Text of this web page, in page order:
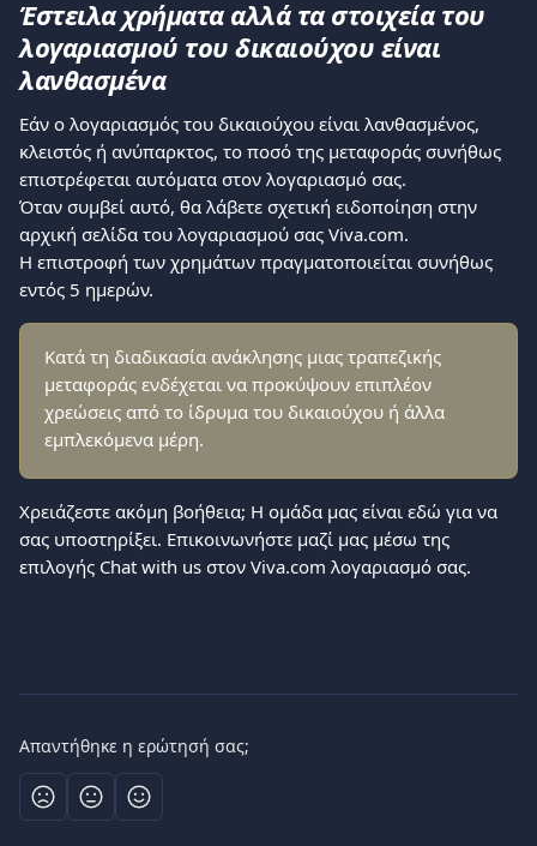
Έστειλα χρήματα αλλά τα στοιχεία του
λογαριασμού του δικαιούχου είναι
λανθασμένα
Εάν ο λογαριασμός του δικαιούχου είναι λανθασμένος,
κλειστός ή ανύπαρκτος, το ποσό της μεταφοράς συνήθως
επιστρέφεται αυτόματα στον λογαριασμό σας.
Όταν συμβεί αυτό, θα λάβετε σχετική ειδοποίηση στην
αρχική σελίδα του λογαριασμού σας Viva.com.
Η επιστροφή των χρημάτων πραγματοποιείται συνήθως
εντός 5 ημερών.
Κατά τη διαδικασία ανάκλησης μιας τραπεζικής
μεταφοράς ενδέχεται να προκύψουν επιπλέον
χρεώσεις από το ίδρυμα του δικαιούχου ή άλλα
εμπλεκόμενα μέρη.
Χρειάζεστε ακόμη βοήθεια; Η ομάδα μας είναι εδώ για να
σας υποστηρίξει. Επικοινωνήστε μαζί μας μέσω της
επιλογής Chat with us στον Viva.com λογαριασμό σας.
Απαντήθηκε η ερώτησή σας;